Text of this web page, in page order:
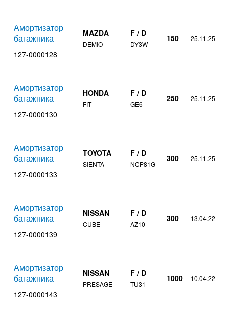
Амортизатор
багажника
127-0000128
MAZDA
DEMIO
F / D
DY3W
150 25.11.25
Амортизатор
багажника
127-0000130
HONDA
FIT
F / D
GE6
250 25.11.25
Амортизатор
багажника
127-0000133
TOYOTA
SIENTA
F / D
NCP81G
300 25.11.25
Амортизатор
багажника
127-0000139
NISSAN
CUBE
F / D
AZ10
300 13.04.22
Амортизатор
багажника
127-0000143
NISSAN
PRESAGE
F / D
TU31
1000 10.04.22